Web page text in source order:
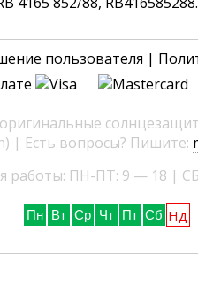
пользователя |
| Есть вопросы? Пишите:
работы: ПН-ПТ: 9 — 18 |
Пн Вт Ср Чт Пт Сб Нд